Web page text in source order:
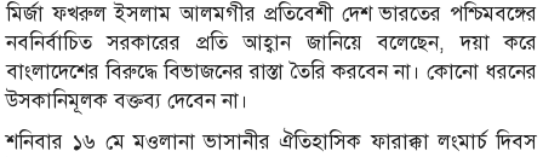
মির্জা ফখরুল ইসলাম আলমগীর প্রতিবেশী দেশ ভারতের পশ্চিমবঙ্গের
নবনির্বাচিত সরকারের প্রতি আহ্বান জানিয়ে বলেছেন, দয়া করে
বাংলাদেশের বিরুদ্ধে বিভাজনের রাস্তা তৈরি করবেন না। কোনো ধরনের
উসকানিমূলক বক্তব্য দেবেন না।
শনিবার ১৬ মে মওলানা ভাসানীর ঐতিহাসিক ফারাক্কা লংমার্চ দিবস